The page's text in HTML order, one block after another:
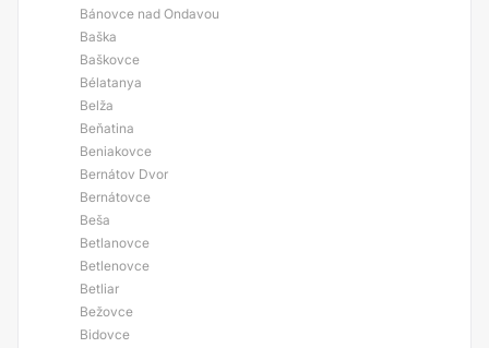
Bánovce nad Ondavou
Baška
Baškovce
Bélatanya
Belža
Beňatina
Beniakovce
Bernátov Dvor
Bernátovce
Beša
Betlanovce
Betlenovce
Betliar
Bežovce
Bidovce